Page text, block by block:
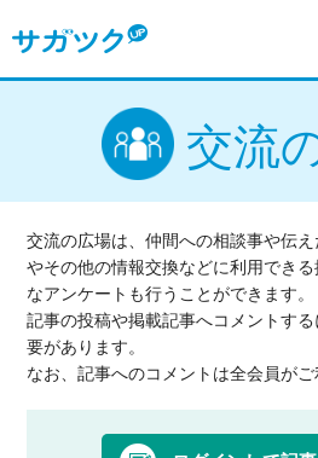
交流
交流の広場は、仲間への相談事や伝
やその他の情報交換などに利用でき
なアンケートも行うことができます。
記事の投稿や掲載記事へコメントす
要があります。
なお、記事へのコメントは全会員がご